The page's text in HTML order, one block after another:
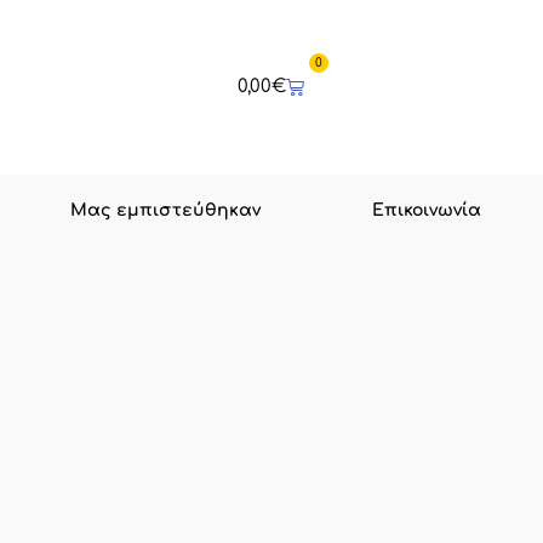
0,00€
0
Cart
Μας εμπιστεύθηκαν Επικοινωνία